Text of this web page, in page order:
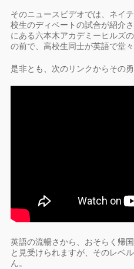
そのニュースビデオでは、ネイ
校生のディベートの試合が紹介
にある六本木アカデミーヒルズ
の前で、高校生同士が英語で堂
是非とも、次のリンクからその
英語の流暢さから、おそらく帰
と見受けられますが、そのレベ
ん。